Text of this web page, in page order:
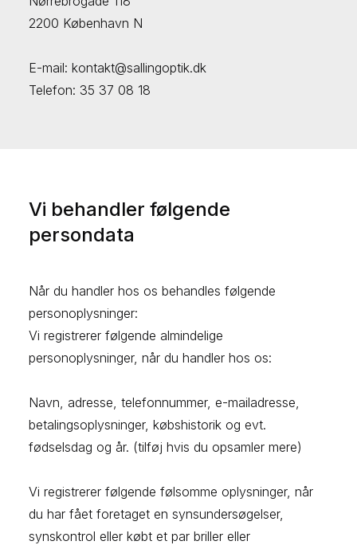
2200 København N
E-mail: kontakt@sallingoptik.dk
Telefon: 35 37 08 18
Vi behandler følgende
persondata
Når du handler hos os behandles følgende
personoplysninger:
Vi registrerer følgende almindelige
personoplysninger, når du handler hos os:
Navn, adresse, telefonnummer, e-mailadresse,
betalingsoplysninger, købshistorik og evt.
fødselsdag og år. (tilføj hvis du opsamler mere)
Vi registrerer følgende følsomme oplysninger, når
du har fået foretaget en synsundersøgelser,
synskontrol eller købt et par briller eller